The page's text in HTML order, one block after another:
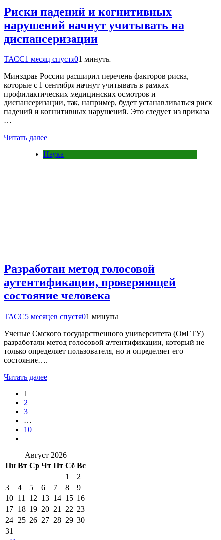
Риски падений и когнитивных
нарушений начнут учитывать на
диспансеризации
ТАСС1 месяц спустя01 минуты
Минздрав России расширил перечень факторов риска,
которые с 1 сентября начнут учитывать в рамках
профилактических медицинских осмотров и
диспансеризации, так, например, будет устанавливаться риск
падений и когнитивных нарушений. Это следует из приказа
…
Читать далее
Наука
Разработан метод голосовой
аутентификации, проверяющей
состояние человека
ТАСС5 месяцев спустя01 минуты
Ученые Омского государственного университета (ОмГТУ)
разработали метод голосовой аутентификации, который не
только определяет пользователя, но и определяет его
состояние….
Читать далее
1
2
3
…
10
Август 2026
Пн Вт Ср Чт Пт Сб Вс
1
2
3
4 5 6 7 8
9
10 11 12 13 14 15 16
17 18 19 20 21 22 23
24 25 26 27 28 29 30
31